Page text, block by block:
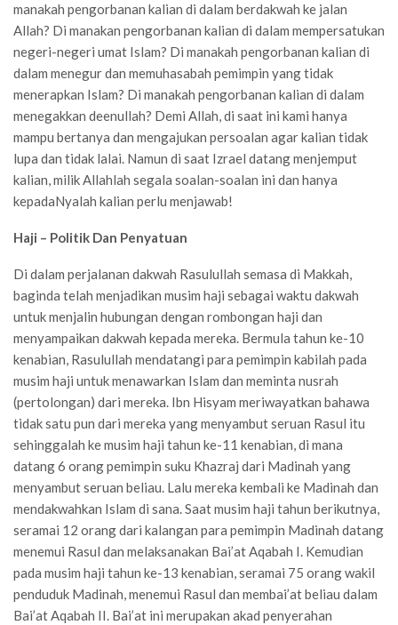
manakah pengorbanan kalian di dalam berdakwah ke jalan
Allah? Di manakan pengorbanan kalian di dalam mempersatukan
negeri-negeri umat Islam? Di manakah pengorbanan kalian di
dalam menegur dan memuhasabah pemimpin yang tidak
menerapkan Islam? Di manakah pengorbanan kalian di dalam
menegakkan deenullah? Demi Allah, di saat ini kami hanya
mampu bertanya dan mengajukan persoalan agar kalian tidak
lupa dan tidak lalai. Namun di saat Izrael datang menjemput
kalian, milik Allahlah segala soalan-soalan ini dan hanya
kepadaNyalah kalian perlu menjawab!
Haji – Politik Dan Penyatuan
Di dalam perjalanan dakwah Rasulullah semasa di Makkah,
baginda telah menjadikan musim haji sebagai waktu dakwah
untuk menjalin hubungan dengan rombongan haji dan
menyampaikan dakwah kepada mereka. Bermula tahun ke-10
kenabian, Rasulullah mendatangi para pemimpin kabilah pada
musim haji untuk menawarkan Islam dan meminta nusrah
(pertolongan) dari mereka. Ibn Hisyam meriwayatkan bahawa
tidak satu pun dari mereka yang menyambut seruan Rasul itu
sehinggalah ke musim haji tahun ke-11 kenabian, di mana
datang 6 orang pemimpin suku Khazraj dari Madinah yang
menyambut seruan beliau. Lalu mereka kembali ke Madinah dan
mendakwahkan Islam di sana. Saat musim haji tahun berikutnya,
seramai 12 orang dari kalangan para pemimpin Madinah datang
menemui Rasul dan melaksanakan Bai’at Aqabah I. Kemudian
pada musim haji tahun ke-13 kenabian, seramai 75 orang wakil
penduduk Madinah, menemui Rasul dan membai’at beliau dalam
Bai’at Aqabah II. Bai’at ini merupakan akad penyerahan